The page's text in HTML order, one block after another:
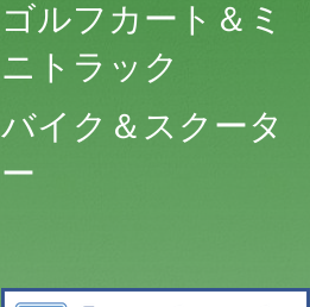
ゴルフカート＆ミ
ニトラック
バイク＆スクータ
ー